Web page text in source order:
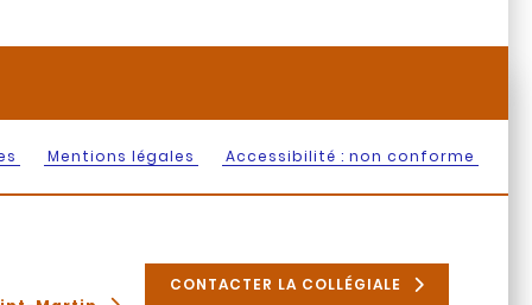
Mentions légales Accessibilité : non conforme
CONTACTER LA COLLÉGIALE